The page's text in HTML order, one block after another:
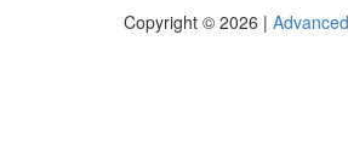
Copyright © 2026 |